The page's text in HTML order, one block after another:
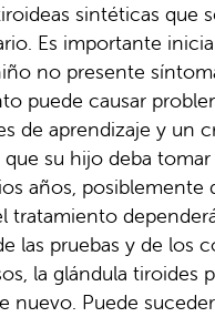
sintéticas que
Es importante
no presente
puede causar
de aprendizaje y un
que su hijo deba
años, posiblemente
tratamiento
las pruebas y de los
la glándula tiroides
nuevo. Puede